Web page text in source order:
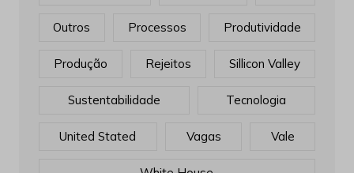
Outros Processos Produtividade
Produção Rejeitos Sillicon Valley
Sustentabilidade Tecnologia
United Stated Vagas Vale